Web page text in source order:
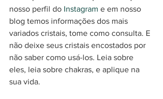
nosso perfil do Instagram e em nosso
blog temos informações dos mais
variados cristais, tome como consulta. E
não deixe seus cristais encostados por
não saber como usá-los. Leia sobre
eles, leia sobre chakras, e aplique na
sua vida.